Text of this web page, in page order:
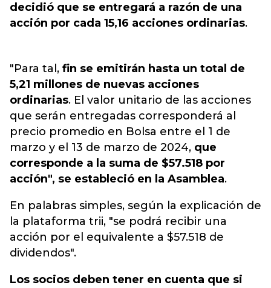
decidió que se entregará a razón de una
acción por cada 15,16 acciones ordinarias.
"Para tal, fin se emitirán hasta un total de
5,21 millones de nuevas acciones
ordinarias. El valor unitario de las acciones
que serán entregadas corresponderá al
precio promedio en Bolsa entre el 1 de
marzo y el 13 de marzo de 2024, que
corresponde a la suma de $57.518 por
acción", se estableció en la Asamblea.
En palabras simples, según la explicación de
la plataforma trii, "se podrá recibir una
acción por el equivalente a $57.518 de
dividendos".
Los socios deben tener en cuenta que si